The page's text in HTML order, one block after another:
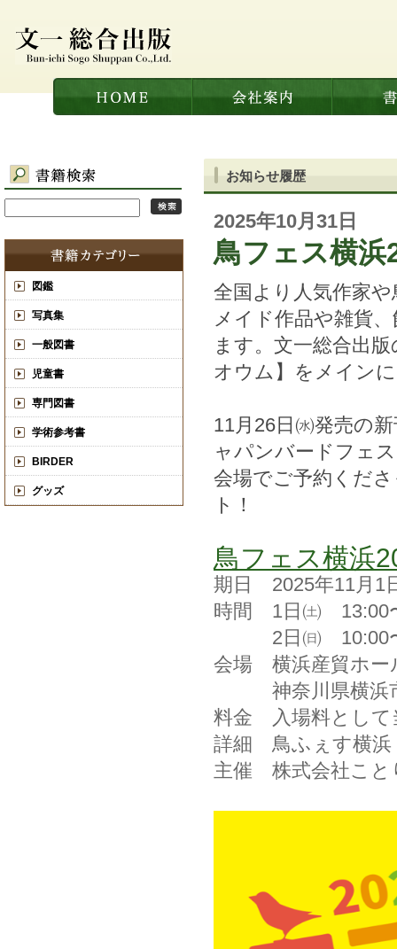
図鑑
写真集
一般図書
児童書
専門図書
学術参考書
BIRDER
グッズ
お知らせ履歴
2025年10月31日
鳥フェス横浜
全国より人気作家
メイド作品や雑貨
ます。文一総合出
オウム】をメイン
11月26日㈬発売の
ャパンバードフェ
会場でご予約くだ
ト！
鳥フェス横浜
期日 2025年11月1
時間 1日㈯ 13:00
2日㈰ 10:00〜
会場 横浜産貿ホー
神奈川県横浜市
料金 入場料として
詳細 鳥ふぇす横浜
主催 株式会社こと